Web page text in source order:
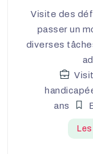
Visite des
passer un
diverses
ans